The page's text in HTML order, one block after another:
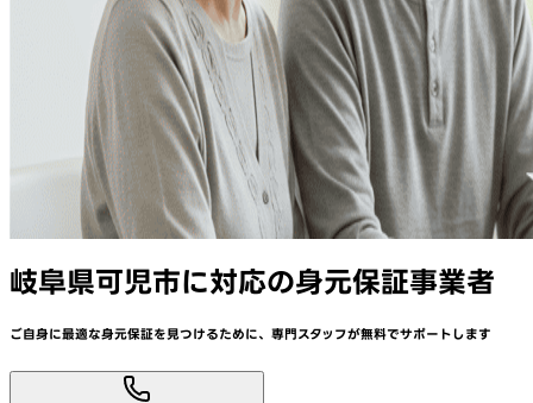
岐阜県可児市に対応の身元保証事業者
ご自身に最適な身元保証を見つけるために、 専門スタッフが無料でサポートします